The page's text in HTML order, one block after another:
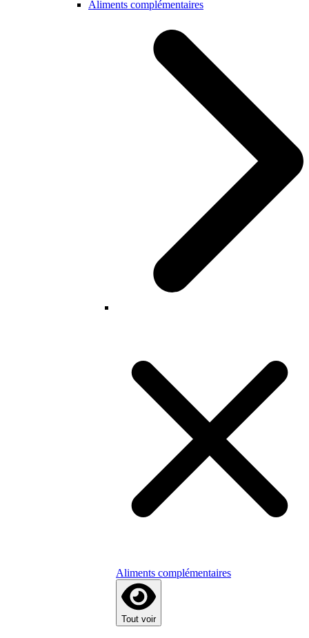
Aliments complémentaires
Aliments complémentaires
Tout voir